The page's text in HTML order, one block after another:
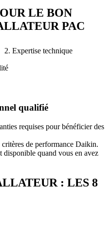
LE BON
PAC
2. Expertise technique
qualifié
requises pour bénéficier des
de performance Daikin.
disponible quand vous en avez
: LES 8